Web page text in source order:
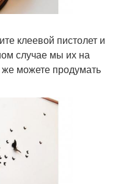
клеевой пистолет и
случае мы их на
можете продумать